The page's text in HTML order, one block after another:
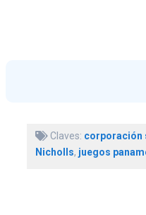
Claves: corporación
Nicholls, juegos